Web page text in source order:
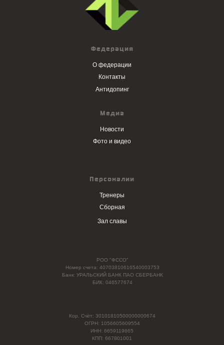
Федерация
Медиа
Персоналии
Зал славы
Сборная
Тренеры
Фото и видео
Новости
О федерации
Контакты
Антидопинг
РОО "ФССО"
Номер счета: 40703810616540003753
Банк: УРАЛЬСКИЙ БАНК ПАО СБЕРБАНК
БИК: 046577674
Кор. Счёт: 30101810500000000674
ОГРН: 1056605609554
ИНН: 6659119665
КПП: 667801001